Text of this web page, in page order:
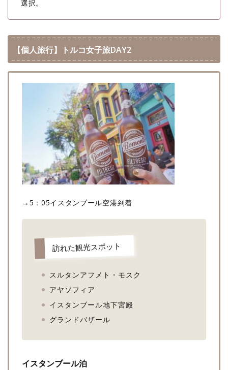
選択。
【個人旅行】トルコ女子旅DAY2
→5：05イスタンブール空港到着
訪れた観光スポット
スルタンアフメト・モスク
アヤソフィア
イスタンブール地下宮殿
グランドバザール
イスタンブール泊